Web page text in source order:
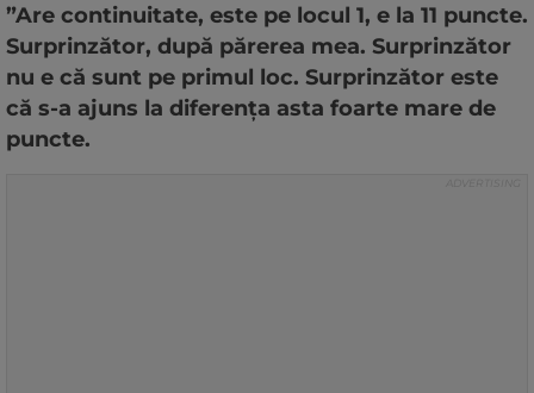
”Are continuitate, este pe locul 1, e la 11 puncte.
Surprinzător, după părerea mea. Surprinzător
nu e că sunt pe primul loc. Surprinzător este
că s-a ajuns la diferenţa asta foarte mare de
puncte.